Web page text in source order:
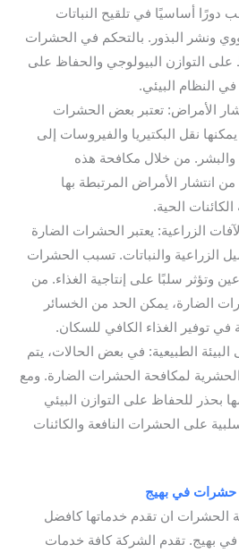
دورًا أساسيًا في تلقيح النباتات
ونشر البذور. بالتحكم في الحشرات
على التوازن البيولوجي والحفاظ على
في النظام البيئي.
الأمراض: تعتبر بعض الحشرات
نقل البكتيريا والفيروسات إلى
والبشر. من خلال مكافحة هذه
انتشار الأمراض المرتبطة بها
الحية.
الزراعية: يعتبر الحشرات الضارة
الزراعية والنباتات. تسبب الحشرات
وتؤثر سلبًا على إنتاجية الغذاء. من
الضارة، يمكن الحد من الخسائر
في توفير الغذاء الكافي للسكان.
الطبيعية: في بعض الحالات، يتم
الحشرية لمكافحة الحشرات الضارة. ومع
بحذر للحفاظ على التوازن البيئي
على الحشرات النافعة والكائنات
الحشرات ان تقدم خدماتها كافضل
بهيج. تقدم الشركة كافة خدمات